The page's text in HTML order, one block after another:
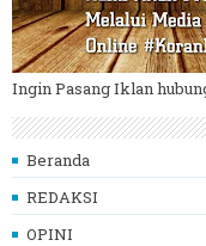
Ingin Pasang Iklan
Beranda
REDAKSI
OPINI